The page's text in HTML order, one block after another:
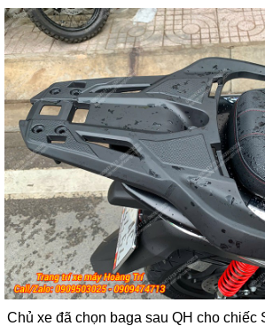
Chủ xe đã chọn baga sau QH cho chiếc